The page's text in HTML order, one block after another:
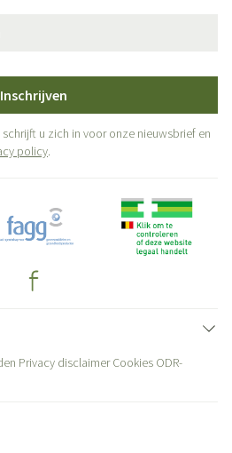
Inschrijven
u zich in voor onze nieuwsbrief en
policy.
Privacy disclaimer Cookies ODR-